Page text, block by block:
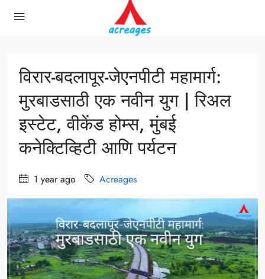
विरार-बदलापूर-जेएनपीटी महामार्ग:
मुरबाडसाठी एक नवीन युग | रिअल
इस्टेट, वीकेंड होम्स, मुंबई
कनेक्टिव्हिटी आणि पर्यटन
1 year ago Acreages